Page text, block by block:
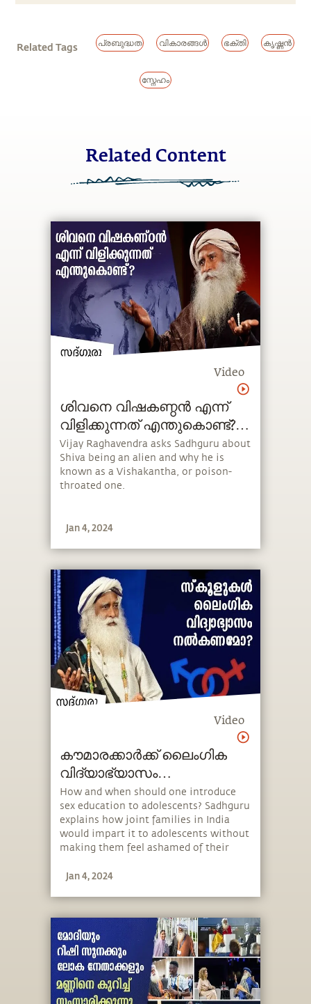
Related Tags പ്രബുദ്ധത വികാരങ്ങൾ ഭക്തി കൃഷ്ണൻ
സ്നേഹം
Related Content
Video
ശിവനെ വിഷകണ്ഠൻ എന്ന്
വിളിക്കുന്നത് എന്തുകൊണ്ട്?
How Shiva's Throat Turned
Blue?
Vijay Raghavendra asks Sadhguru about
Shiva being an alien and why he is
known as a Vishakantha, or poison-
throated one.
Jan 4, 2024
Video
കൗമാരക്കാർക്ക് ലൈംഗിക
വിദ്യാഭ്യാസം
നൽകേണ്ടതിന്റെ
പ്രാധാന്യം Sex Education
Teenssex-education-teens
How and when should one introduce
sex education to adolescents? Sadhguru
explains how joint families in India
would impart it to adolescents without
making them feel ashamed of their
it in today’s day and age. He also speaks
Jan 4, 2024